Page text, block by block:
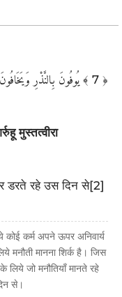
﴾ 7 ﴿
मुस्तत्वीरा
डरते रहे उस दिन से[2]
कर्म अपने ऊपर अनिवार्य
मनौती मानना शिर्क है। जिस
लिये जो मनौतियाँ मानते रहे
से।